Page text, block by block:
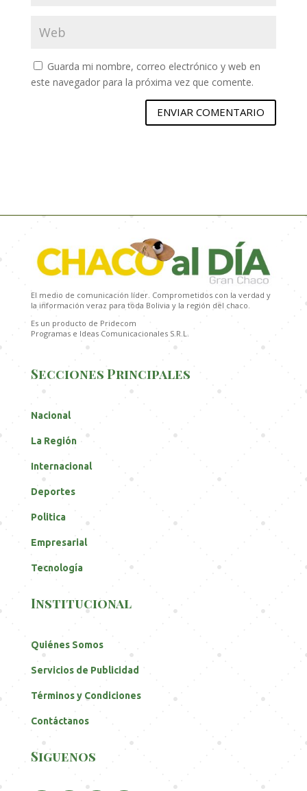
Guarda mi nombre, correo electrónico y web en
este navegador para la próxima vez que comente.
ENVIAR COMENTARIO
El medio de comunicación líder. Comprometidos con la verdad y
la información veraz para toda Bolivia y la región del chaco.
Es un producto de Pridecom
Programas e Ideas Comunicacionales S.R.L.
Secciones Principales
Nacional
La Región
Internacional
Deportes
Politica
Empresarial
Tecnología
Institucional
Quiénes Somos
Servicios de Publicidad
Términos y Condiciones
Contáctanos
Siguenos